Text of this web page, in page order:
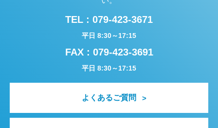
TEL : 079-423-3671
平日 8:30～17:15
FAX : 079-423-3691
平日 8:30～17:15
よくあるご質問